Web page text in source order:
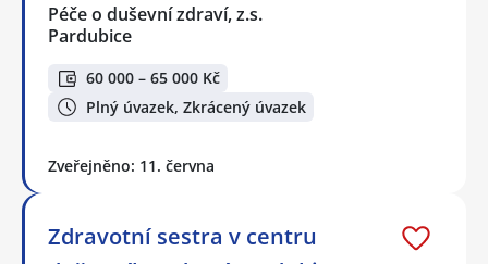
Péče o duševní zdraví, z.s.
Pardubice
60 000 – 65 000 Kč
Plný úvazek, Zkrácený úvazek
Zveřejněno: 11. června
Zdravotní sestra v centru